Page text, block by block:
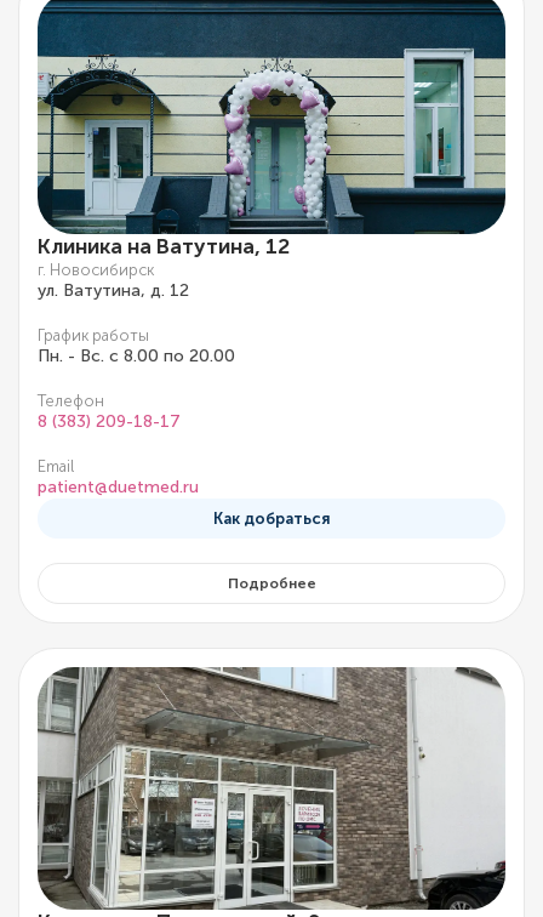
Клиника на Ватутина, 12
г. Новосибирск
ул. Ватутина, д. 12
График работы
Пн. - Вс. с 8.00 по 20.00
Телефон
8 (383) 209-18-17
Email
patient@duetmed.ru
Как добраться
Подробнее